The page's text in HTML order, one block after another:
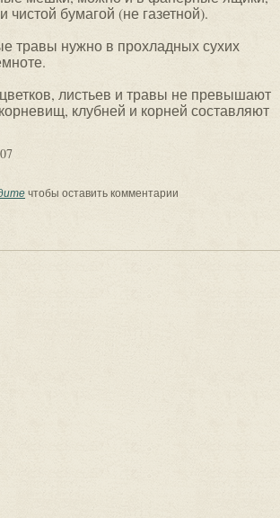
чистой бумагой (не газетной).
травы нужно в прохладных сухих
листьев и травы не превышают
клубней и корней составляют
чтобы оставить комментарии